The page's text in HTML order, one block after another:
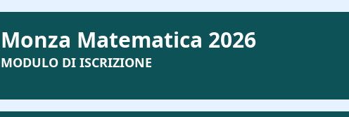
Monza Matematica 2026
MODULO DI ISCRIZIONE